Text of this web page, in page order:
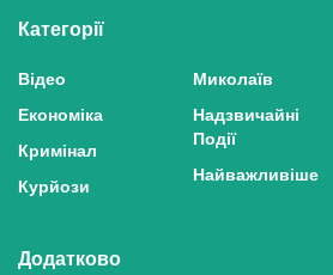
Категорії
Відео
Економіка
Кримінал
Курйози
Миколаїв
Надзвичайні
Події
Найважливіше
Додатково